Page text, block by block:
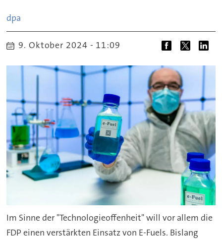
dpa
9. Oktober 2024 - 11:09
Im Sinne der "Technologieoffenheit" will vor allem die
FDP einen verstärkten Einsatz von E-Fuels. Bislang